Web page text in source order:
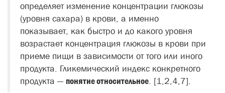
определяет изменение концентрации глюкозы
(уровня сахара) в крови, а именно
показывает, как быстро и до какого уровня
возрастает концентрация глюкозы в крови при
приеме пищи в зависимости от того или иного
продукта. Гликемический индекс конкретного
продукта — понятие относительное. [1,2,4,7].